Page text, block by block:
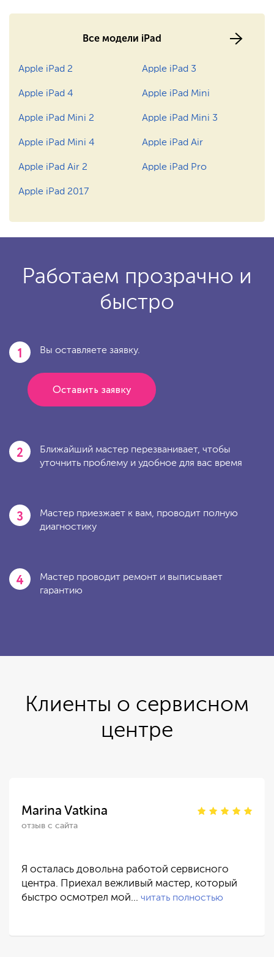
Все модели iPad
Apple iPad 2 Apple iPad 3
Apple iPad 4 Apple iPad Mini
Apple iPad Mini 2 Apple iPad Mini 3
Apple iPad Mini 4 Apple iPad Air
Apple iPad Air 2 Apple iPad Pro
Apple iPad 2017
Работаем прозрачно и
быстро
1 Вы оставляете заявку.
Оставить заявку
2
Ближайший мастер перезванивает, чтобы
уточнить проблему и удобное для вас время
3
Мастер приезжает к вам, проводит полную
диагностику
4
Мастер проводит ремонт и выписывает
гарантию
Клиенты о сервисном
центре
Marina Vatkina
отзыв с сайта
Я осталась довольна работой сервисного
центра. Приехал вежливый мастер, который
быстро осмотрел мой… читать полностью